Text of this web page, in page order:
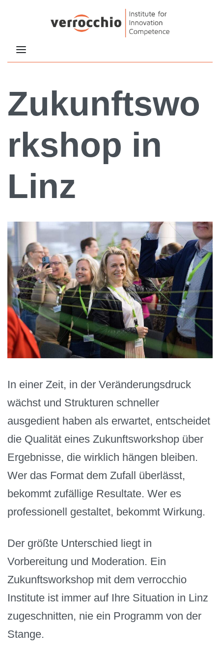
Zukunftswo
rkshop in
Linz
In einer Zeit, in der Veränderungsdruck
wächst und Strukturen schneller
ausgedient haben als erwartet, entscheidet
die Qualität eines Zukunftsworkshop über
Ergebnisse, die wirklich hängen bleiben.
Wer das Format dem Zufall überlässt,
bekommt zufällige Resultate. Wer es
professionell gestaltet, bekommt Wirkung.
Der größte Unterschied liegt in
Vorbereitung und Moderation. Ein
Zukunftsworkshop mit dem verrocchio
Institute ist immer auf Ihre Situation in Linz
zugeschnitten, nie ein Programm von der
Stange.